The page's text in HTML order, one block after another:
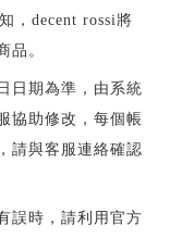
，decent rossi將
品。
日期為準，由系統
協助修改，每個帳
請與客服連絡確認
誤時，請利用官方